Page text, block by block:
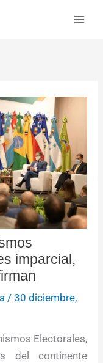
imparcial,
/30 diciembre,
Electorales,
del continente